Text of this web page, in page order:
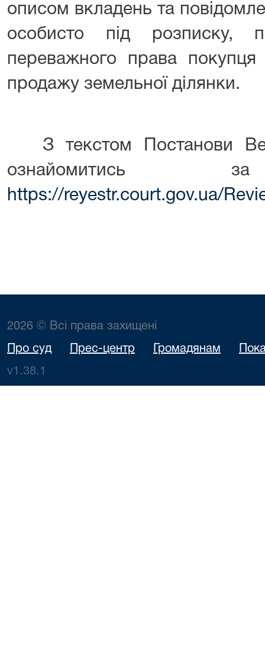
описом вкладень та
особисто під розписку,
переважного права покупця
продажу земельної ділянки.
З текстом Постанови
ознайомитись
https://reyestr.court.gov.ua/
2026 © Всі права захищені
Про суд Прес-центр Громадянам
v1.38.1